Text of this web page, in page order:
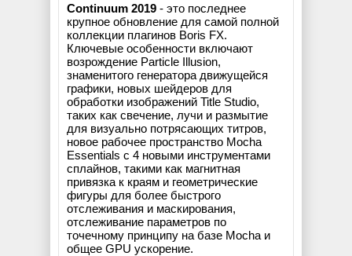
Continuum 2019 - это последнее
крупное обновление для самой полной
коллекции плагинов Boris FX.
Ключевые особенности включают
возрождение Particle Illusion,
знаменитого генератора движущейся
графики, новых шейдеров для
обработки изображений Title Studio,
таких как свечение, лучи и размытие
для визуально потрясающих титров,
новое рабочее пространство Mocha
Essentials с 4 новыми инструментами
сплайнов, такими как магнитная
привязка к краям и геометрические
фигуры для более быстрого
отслеживания и маскирования,
отслеживание параметров по
точечному принципу на базе Mocha и
общее GPU ускорение.